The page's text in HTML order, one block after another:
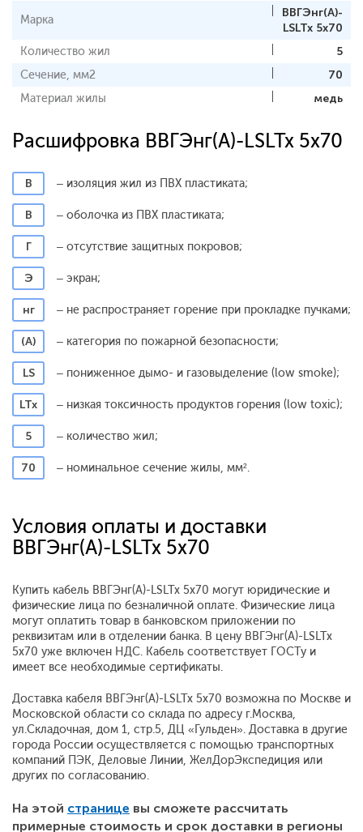
Марка
ВВГЭнг(А)-
LSLTx 5x70
Количество жил
5
Сечение, мм2
70
Материал жилы
медь
Расшифровка ВВГЭнг(А)-LSLTx 5x70
В – изоляция жил из ПВХ пластиката;
В – оболочка из ПВХ пластиката;
Г – отсутствие защитных покровов;
Э – экран;
нг – не распространяет горение при прокладке пучками;
(А) – категория по пожарной безопасности;
LS – пониженное дымо- и газовыделение (low smoke);
LTx – низкая токсичность продуктов горения (low toxic);
5 – количество жил;
70 – номинальное сечение жилы, мм².
Условия оплаты и доставки
ВВГЭнг(А)-LSLTx 5x70
Купить кабель ВВГЭнг(А)-LSLTx 5x70 могут юридические и
физические лица по безналичной оплате. Физические лица
могут оплатить товар в банковском приложении по
реквизитам или в отделении банка. В цену ВВГЭнг(А)-LSLTx
5x70 уже включен НДС. Кабель соответствует ГОСТу и
имеет все необходимые сертификаты.
Доставка кабеля ВВГЭнг(А)-LSLTx 5x70 возможна по Москве и
Московской области со склада по адресу г.Москва,
ул.Складочная, дом 1, стр.5, ДЦ «Гульден». Доставка в другие
города России осуществляется с помощью транспортных
компаний ПЭК, Деловые Линии, ЖелДорЭкспедиция или
других по согласованию.
На этой странице вы сможете рассчитать
примерные стоимость и срок доставки в регионы